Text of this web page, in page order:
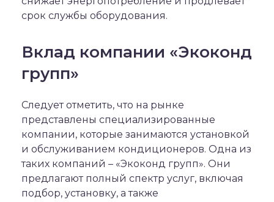
срок службы оборудования.
Вклад компании «Экоконд
групп»
Следует отметить, что на рынке
представлены специализированные
компании, которые занимаются установкой
и обслуживанием кондиционеров. Одна из
таких компаний – «Экоконд групп». Они
предлагают полный спектр услуг, включая
подбор, установку, а также